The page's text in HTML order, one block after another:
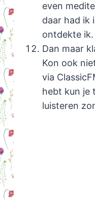
even
daar had ik
ontdekte ik.
Dan maar
Kon ook
via
hebt kun je
luisteren